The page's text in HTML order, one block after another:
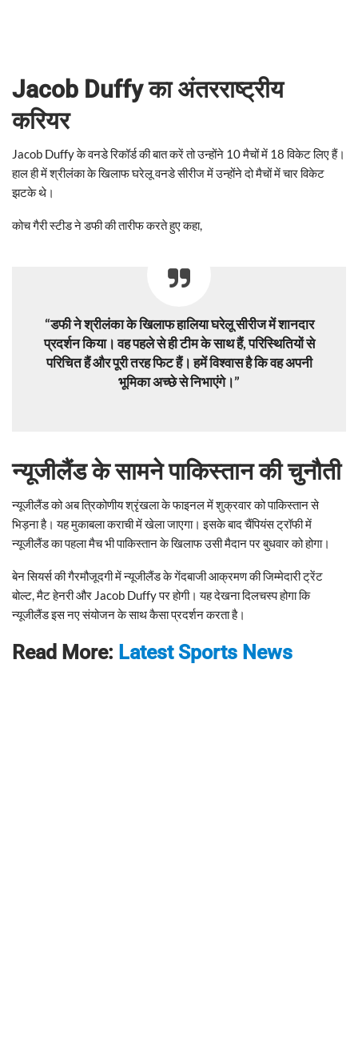
Jacob Duffy का अंतरराष्ट्रीय
करियर
Jacob Duffy के वनडे रिकॉर्ड की बात करें तो उन्होंने 10 मैचों में 18 विकेट लिए हैं।
हाल ही में श्रीलंका के खिलाफ घरेलू वनडे सीरीज में उन्होंने दो मैचों में चार विकेट
झटके थे।
कोच गैरी स्टीड ने डफी की तारीफ करते हुए कहा,
“डफी ने श्रीलंका के खिलाफ हालिया घरेलू सीरीज में शानदार
प्रदर्शन किया। वह पहले से ही टीम के साथ हैं, परिस्थितियों से
परिचित हैं और पूरी तरह फिट हैं। हमें विश्वास है कि वह अपनी
भूमिका अच्छे से निभाएंगे।”
न्यूजीलैंड के सामने पाकिस्तान की चुनौती
न्यूजीलैंड को अब त्रिकोणीय श्रृंखला के फाइनल में शुक्रवार को पाकिस्तान से
भिड़ना है। यह मुकाबला कराची में खेला जाएगा। इसके बाद चैंपियंस ट्रॉफी में
न्यूजीलैंड का पहला मैच भी पाकिस्तान के खिलाफ उसी मैदान पर बुधवार को होगा।
बेन सियर्स की गैरमौजूदगी में न्यूजीलैंड के गेंदबाजी आक्रमण की जिम्मेदारी ट्रेंट
बोल्ट, मैट हेनरी और Jacob Duffy पर होगी। यह देखना दिलचस्प होगा कि
न्यूजीलैंड इस नए संयोजन के साथ कैसा प्रदर्शन करता है।
Read More: Latest Sports News